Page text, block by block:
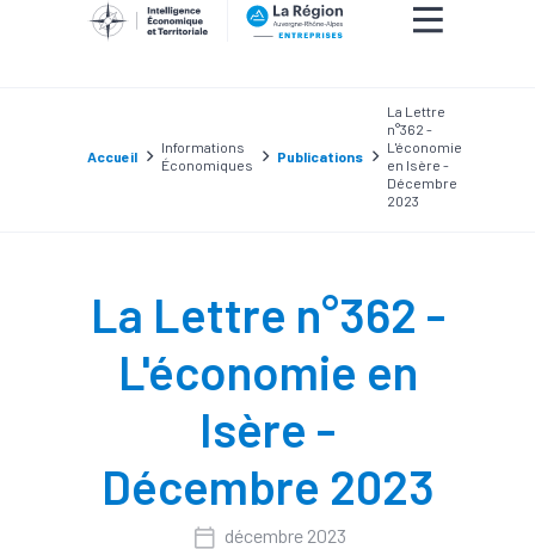
Accueil
Informations
Économiques
Publications
La Lettre
n°362 -
L'économie
en Isère -
Décembre
2023
La Lettre n°362 -
L'économie en
Isère -
Décembre 2023
décembre 2023